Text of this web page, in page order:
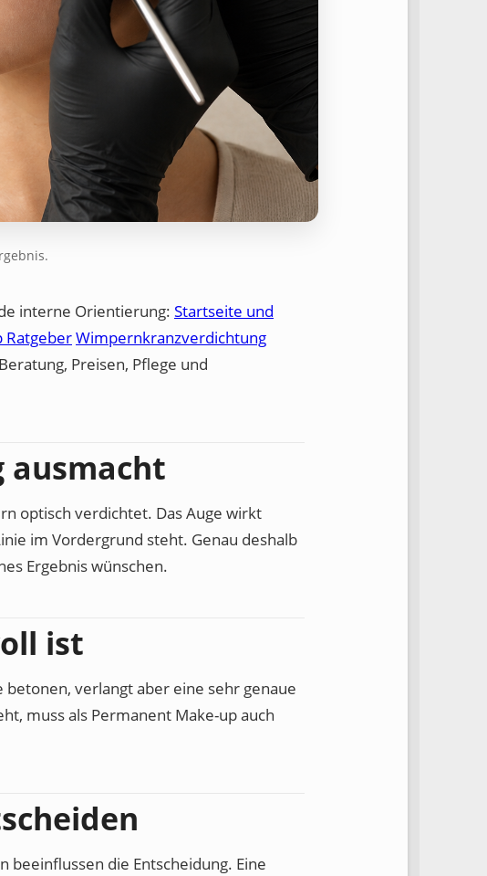
interne Orientierung: Startseite und
RatgeberWimpernkranzverdichtung
Preisen, Pflege und
ausmacht
optisch verdichtet. Das Auge wirkt
im Vordergrund steht. Genau deshalb
Ergebnis wünschen.
ist
betonen, verlangt aber eine sehr genaue
muss als Permanent Make-up auch
beeinflussen die Entscheidung. Eine